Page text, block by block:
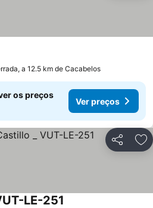
a 12.5 km de Cacabelos
os preços
Ver preços
Partilhar
LE-251